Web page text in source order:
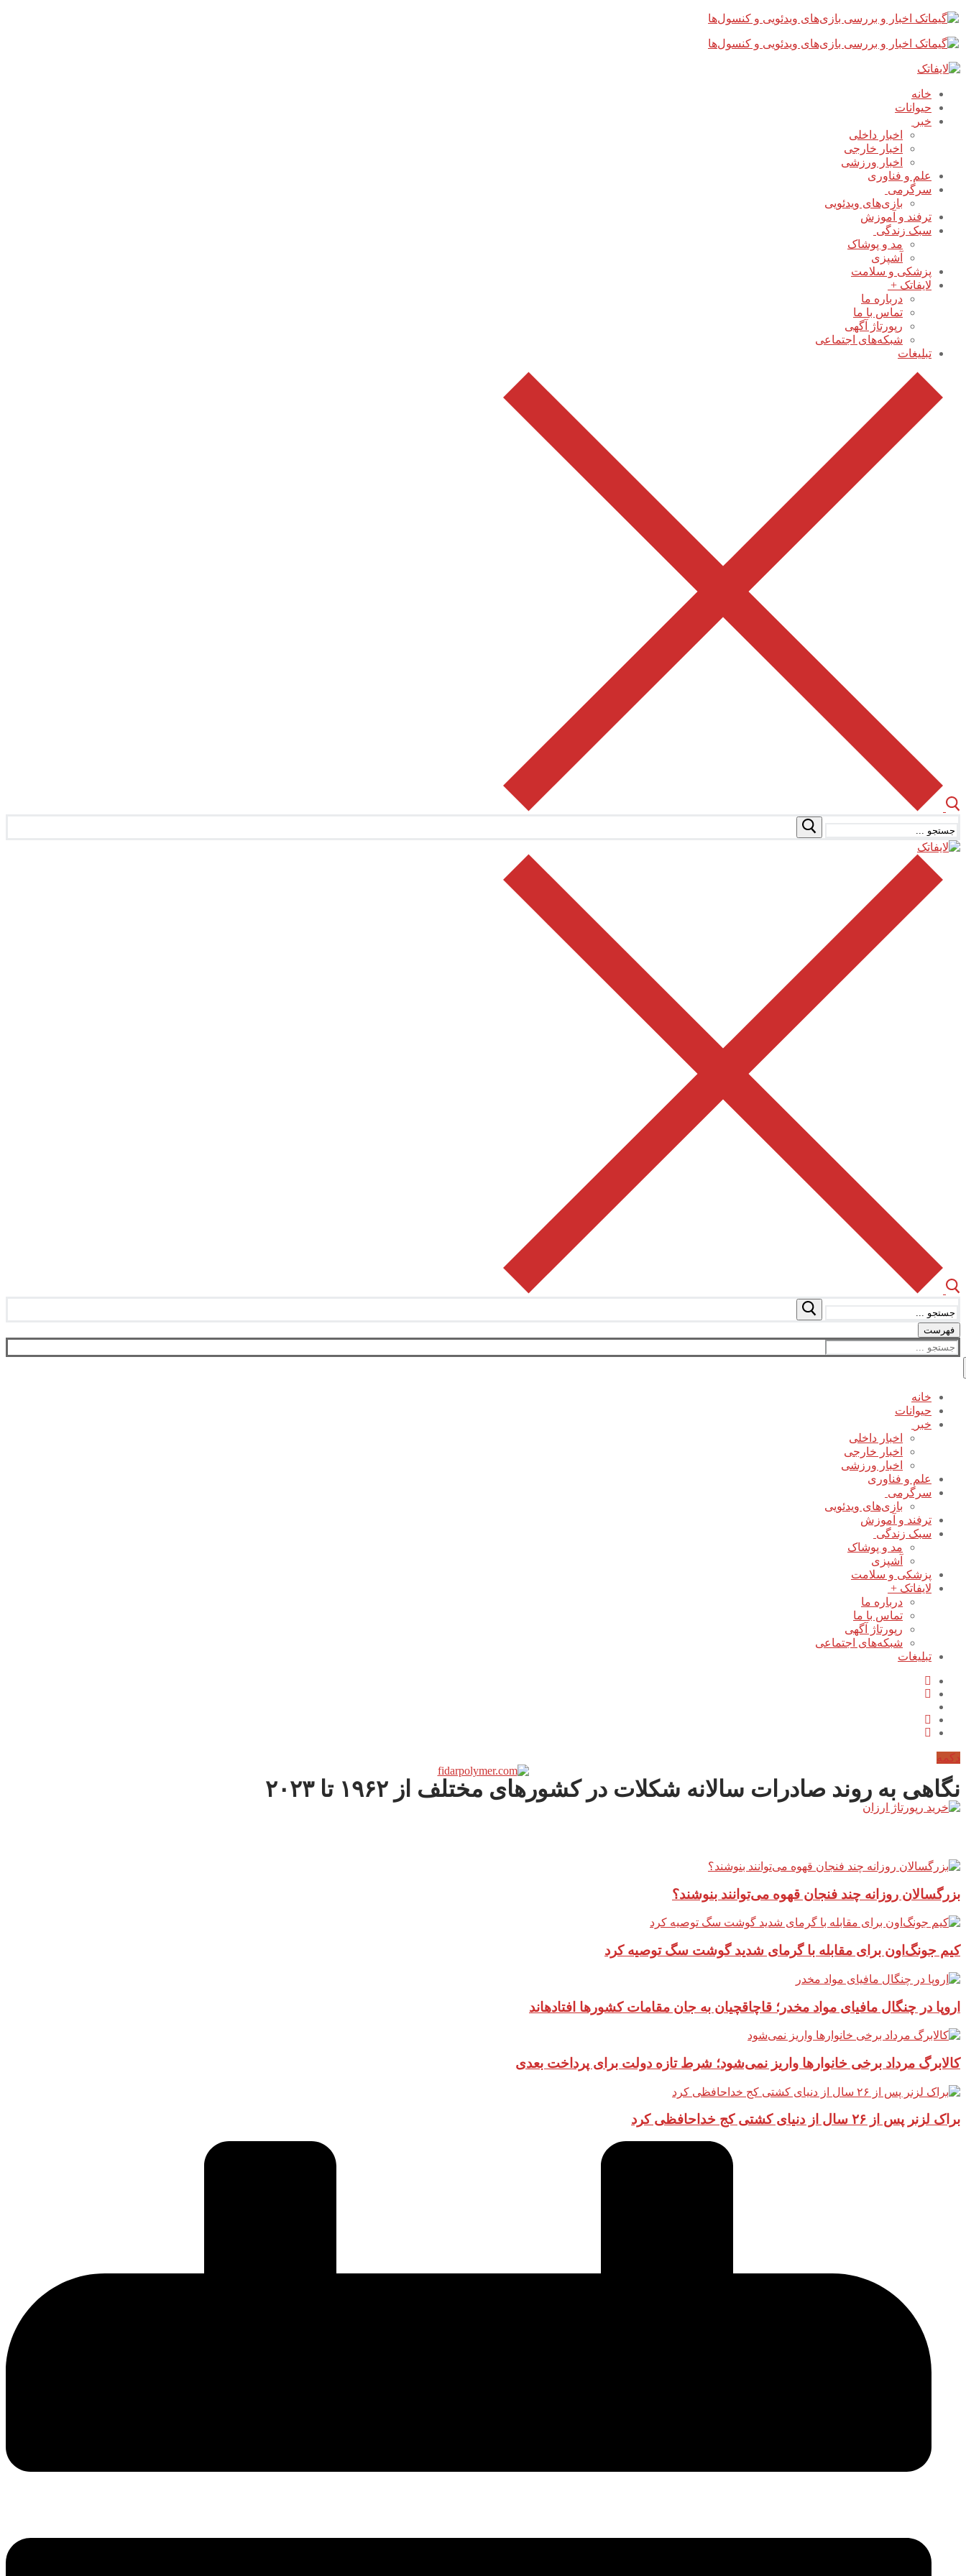
پرش
محتوا
فهرست
بستن
خانه
حیوانات
خبر
اخبار داخلی
اخبار خارجی
اخبار ورزشی
علم و فناوری
سرگرمی
بازی‌های ویدئویی
ترفند و آموزش
سبک زندگی
مد و پوشاک
آشپزی
پزشکی و سلامت
لایفاتک +
درباره ما
تماس با ما
رپورتاژ آگهی
شبکه‌های اجتماعی
تبلیغات
برای:
برای:
فهرست
جستجو
برای:
خانه
حیوانات
خبر
اخبار داخلی
اخبار خارجی
اخبار ورزشی
علم و فناوری
سرگرمی
بازی‌های ویدئویی
ترفند و آموزش
سبک زندگی
مد و پوشاک
آشپزی
پزشکی و سلامت
لایفاتک +
درباره ما
تماس با ما
رپورتاژ آگهی
شبکه‌های اجتماعی
تبلیغات
دکمه
نگاهی به روند صادرات سالانه شکلات در کشورهای مختلف از ۱۹۶۲ تا ۲۰۲۳
بزرگسالان روزانه چند فنجان قهوه می‌توانند بنوشند؟
کیم جونگ‌اون برای مقابله با گرمای شدید گوشت سگ توصیه کرد
اروپا در چنگال مافیای مواد مخدر؛ قاچاقچیان به جان مقامات کشورها افتادهاند
کالابرگ مرداد برخی خانوارها واریز نمی‌شود؛ شرط تازه دولت برای پرداخت بعدی
براک لزنر پس از ۲۶ سال از دنیای کشتی کج خداحافظی کرد